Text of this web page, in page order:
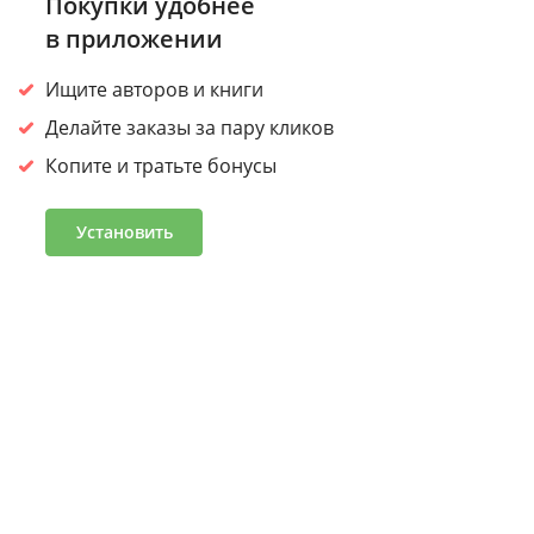
30% на первый заказ
использование наших продуктов и услуг, повысить
качество наших предложений. Продолжая пользоваться
сайтом, вы соглашаетесь на обработку cookies.
Принять
в приложении
Ищите авторов и книги
Делайте заказы за пару кликов
Копите и тратьте бонусы
Установить